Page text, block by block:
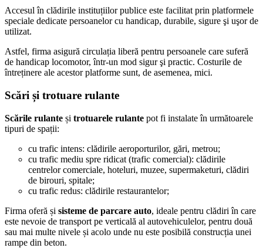
Accesul în clădirile instituțiilor publice este facilitat prin platformele
speciale dedicate persoanelor cu handicap, durabile, sigure şi uşor de
utilizat.
Astfel, firma asigură circulația liberă pentru persoanele care suferă
de handicap locomotor, într-un mod sigur şi practic. Costurile de
întreținere ale acestor platforme sunt, de asemenea, mici.
Scări și trotuare rulante
Scările rulante și trotuarele rulante pot fi instalate în următoarele
tipuri de spații:
cu trafic intens: clădirile aeroporturilor, gări, metrou;
cu trafic mediu spre ridicat (trafic comercial): clădirile
centrelor comerciale, hoteluri, muzee, supermaketuri, clădiri
de birouri, spitale;
cu trafic redus: clădirile restaurantelor;
Firma oferă și sisteme de parcare auto, ideale pentru clădiri în care
este nevoie de transport pe verticală al autovehiculelor, pentru două
sau mai multe nivele și acolo unde nu este posibilă construcția unei
rampe din beton.